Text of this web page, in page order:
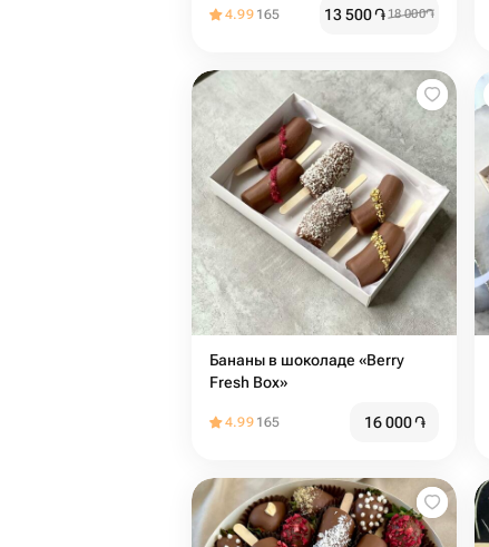
4.99 165 13 500֏18 000֏
Бананы в шоколаде «Berry
Fresh Box»
4.99 165 16 000֏